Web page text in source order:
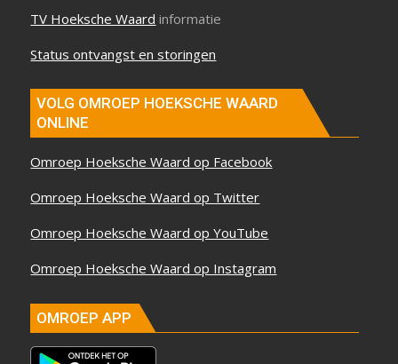
TV Hoeksche Waard informatie
Status ontvangst en storingen
VOLG OMROEP HOEKSCHE WAARD
ONLINE
Omroep Hoeksche Waard op Facebook
Omroep Hoeksche Waard op Twitter
Omroep Hoeksche Waard op YouTube
Omroep Hoeksche Waard op Instagram
OMROEP APP